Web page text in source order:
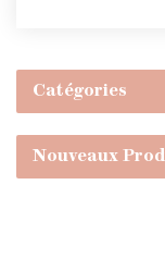
Catégories
Nouveaux